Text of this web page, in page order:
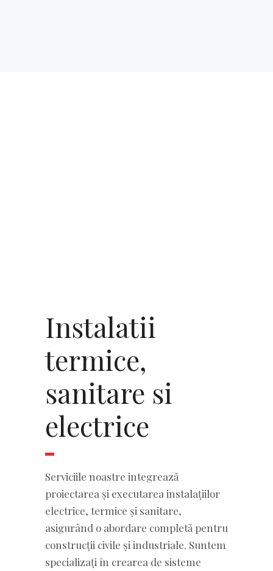
Instalatii
termice,
sanitare si
electrice
Serviciile noastre integrează
proiectarea și executarea instalațiilor
electrice, termice și sanitare,
asigurând o abordare completă pentru
construcții civile și industriale. Suntem
specializați în crearea de sisteme